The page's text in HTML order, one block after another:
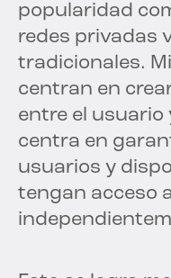
popularidad
redes privadas
tradicionales.
centran en
entre el usuario
centra en
usuarios y
tengan acceso